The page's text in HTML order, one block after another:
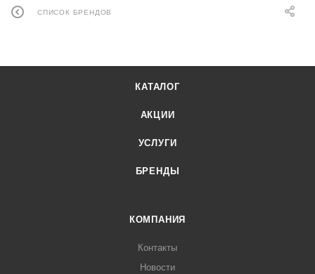
СПИСОК БРЕНДОВ
КАТАЛОГ
АКЦИИ
УСЛУГИ
БРЕНДЫ
КОМПАНИЯ
Контакты
Новости